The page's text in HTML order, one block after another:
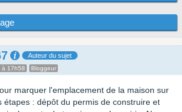
Auteur du sujet
à 17h58 Bloggeur
marquer l'emplacement de la maison sur
étapes : dépôt du permis de construire et